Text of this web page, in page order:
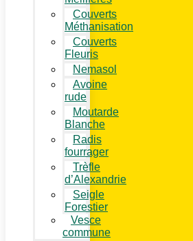
Couverts
Méthanisation
Couverts
Fleuris
Nemasol
Avoine
rude
Moutarde
Blanche
Radis
fourrager
Trèfle
d’Alexandrie
Seigle
Forestier
Vesce
commune